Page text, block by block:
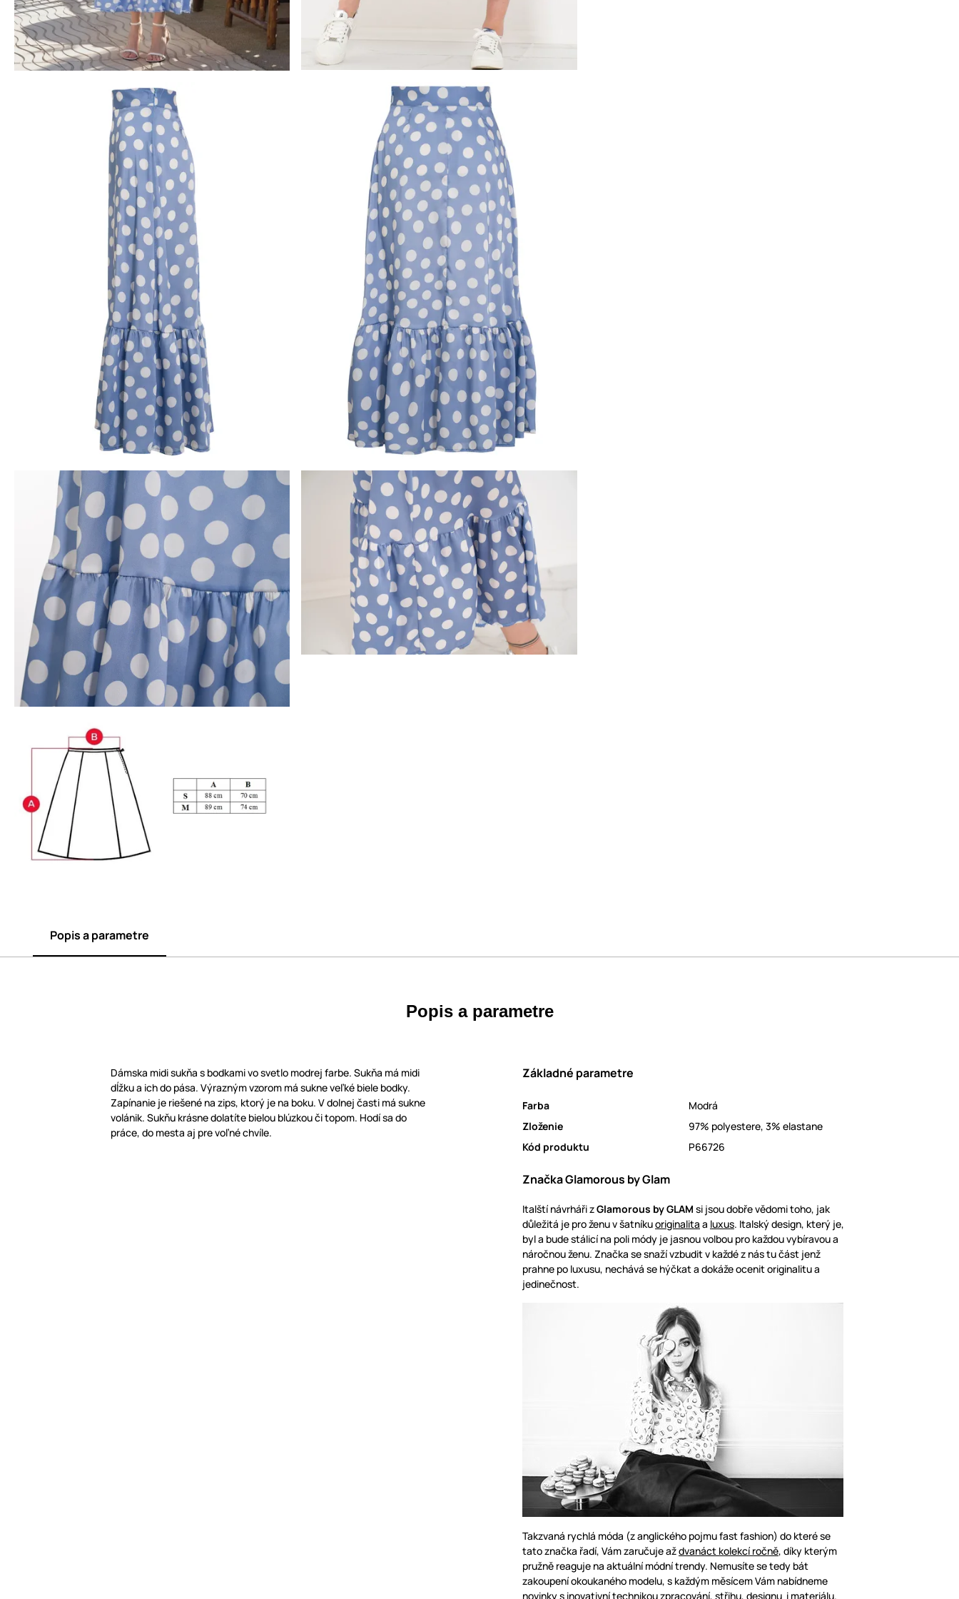
Popis a parametre
Popis a parametre
Dámska midi sukňa s bodkami vo svetlo modrej farbe. Sukňa má midi
dĺžku a ich do pása. Výrazným vzorom má sukne veľké biele bodky.
Zapínanie je riešené na zips, ktorý je na boku. V dolnej časti má sukne
volánik. Sukňu krásne dolatíte bielou blúzkou či topom. Hodí sa do
práce, do mesta aj pre voľné chvíle.
Základné parametre
Farba
Modrá
Zloženie
97% polyestere, 3% elastane
Kód produktu
P66726
Značka Glamorous by Glam
Italští návrháři zGlamorous by GLAM si jsou dobře vědomi toho, jak
důležitá je pro ženu v šatníkuoriginalita a luxus. Italský design, který je,
byl a bude stálicí na poli módy je jasnou volbou pro každou vybíravou a
náročnou ženu. Značka se snaží vzbudit v každé z nás tu část jenž
prahne po luxusu, nechává se hýčkat a dokáže ocenit originalitu a
jedinečnost.
Takzvaná rychlá móda (z anglického pojmu fast fashion) do které se
tato značka řadí, Vám zaručuje aždvanáct kolekcí ročně, díky kterým
pružně reaguje na aktuální módní trendy. Nemusíte se tedy bát
zakoupení okoukaného modelu, s každým měsícem Vám nabídneme
novinky s inovativní technikou zpracování, střihu, designu i materiálu.